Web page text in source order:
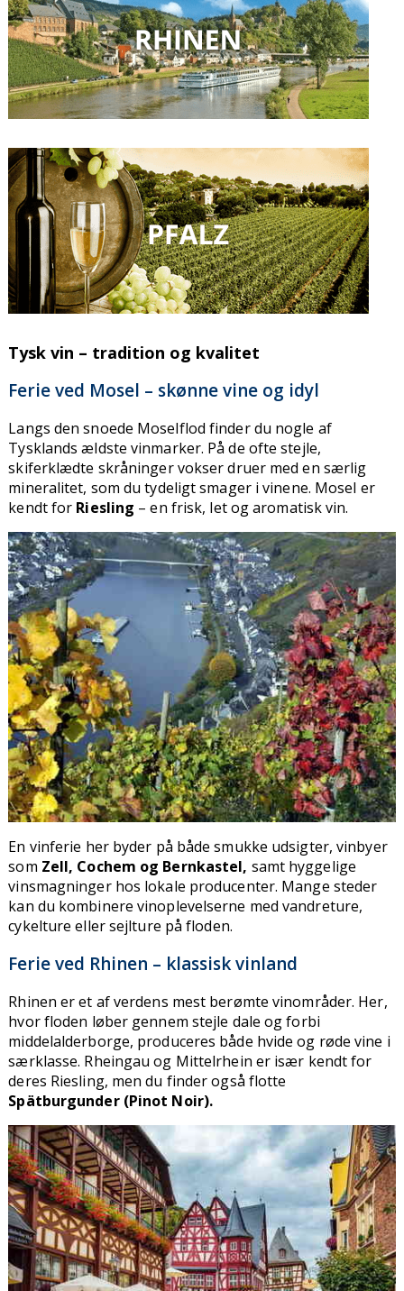
Tysk vin – tradition og kvalitet
Ferie ved Mosel – skønne vine og idyl
Langs den snoede Moselflod finder du nogle af
Tysklands ældste vinmarker. På de ofte stejle,
skiferklædte skråninger vokser druer med en særlig
mineralitet, som du tydeligt smager i vinene. Mosel er
kendt for Riesling – en frisk, let og aromatisk vin.
En vinferie her byder på både smukke udsigter, vinbyer
som Zell, Cochem og Bernkastel, samt hyggelige
vinsmagninger hos lokale producenter. Mange steder
kan du kombinere vinoplevelserne med vandreture,
cykelture eller sejlture på floden.
Ferie ved Rhinen – klassisk vinland
Rhinen er et af verdens mest berømte vinområder. Her,
hvor floden løber gennem stejle dale og forbi
middelalderborge, produceres både hvide og røde vine i
særklasse. Rheingau og Mittelrhein er især kendt for
deres Riesling, men du finder også flotte
Spätburgunder (Pinot Noir).